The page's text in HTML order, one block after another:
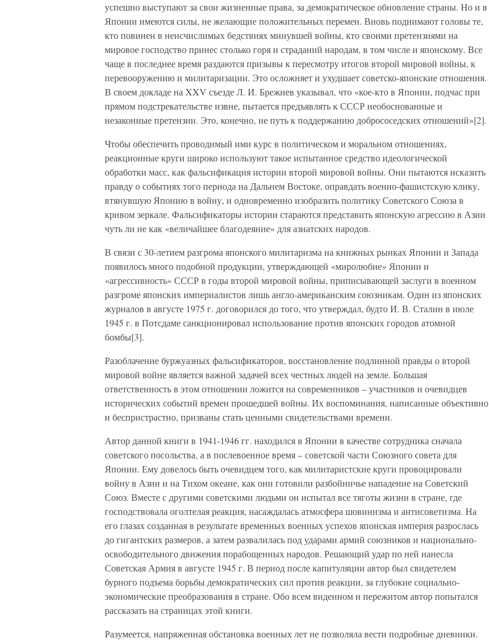
успешно выступают за свои жизненные права, за демократическое обновление страны. Но и в
Японии имеются силы, не желающие положительных перемен. Вновь поднимают головы те,
кто повинен в неисчислимых бедствиях минувшей войны, кто своими претензиями на
мировое господство принес столько горя и страданий народам, в том числе и японскому. Все
чаще в последнее время раздаются призывы к пересмотру итогов второй мировой войны, к
перевооружению и милитаризации. Это осложняет и ухудшает советско-японские отношения.
В своем докладе на XXV съезде Л. И. Брежнев указывал, что «кое-кто в Японии, подчас при
прямом подстрекательстве извне, пытается предъявлять к СССР необоснованные и
незаконные претензии. Это, конечно, не путь к поддержанию добрососедских отношений»[2].
Чтобы обеспечить проводимый ими курс в политическом и моральном отношениях,
реакционные круги широко используют такое испытанное средство идеологической
обработки масс, как фальсификация истории второй мировой войны. Они пытаются исказить
правду о событиях того периода на Дальнем Востоке, оправдать военно-фашистскую клику,
втянувшую Японию в войну, и одновременно изобразить политику Советского Союза в
кривом зеркале. Фальсификаторы истории стараются представить японскую агрессию в Азии
чуть ли не как «величайшее благодеяние» для азиатских народов.
В связи с 30-летием разгрома японского милитаризма на книжных рынках Японии и Запада
появилось много подобной продукции, утверждающей «миролюбие» Японии и
«агрессивность» СССР в годы второй мировой войны, приписывающей заслуги в военном
разгроме японских империалистов лишь англо-американским союзникам. Один из японских
журналов в августе 1975 г. договорился до того, что утверждал, будто И. В. Сталин в июле
1945 г. в Потсдаме санкционировал использование против японских городов атомной
бомбы[3].
Разоблачение буржуазных фальсификаторов, восстановление подлинной правды о второй
мировой войне является важной задачей всех честных людей на земле. Большая
ответственность в этом отношении ложится на современников – участников и очевидцев
исторических событий времен прошедшей войны. Их воспоминания, написанные объективно
и беспристрастно, призваны стать ценными свидетельствами времени.
Автор данной книги в 1941-1946 гг. находился в Японии в качестве сотрудника сначала
советского посольства, а в послевоенное время – советской части Союзного совета для
Японии. Ему довелось быть очевидцем того, как милитаристские круги провоцировали
войну в Азии и на Тихом океане, как они готовили разбойничье нападение на Советский
Союз. Вместе с другими советскими людьми он испытал все тяготы жизни в стране, где
господствовала оголтелая реакция, насаждалась атмосфера шовинизма и антисоветизма. На
его глазах созданная в результате временных военных успехов японская империя разрослась
до гигантских размеров, а затем развалилась под ударами армий союзников и национально-
освободительного движения порабощенных народов. Решающий удар по ней нанесла
Советская Армия в августе 1945 г. В период после капитуляции автор был свидетелем
бурного подъема борьбы демократических сил против реакции, за глубокие социально-
экономические преобразования в стране. Обо всем виденном и пережитом автор попытался
рассказать на страницах этой книги.
Разумеется, напряженная обстановка военных лет не позволяла вести подробные дневники.